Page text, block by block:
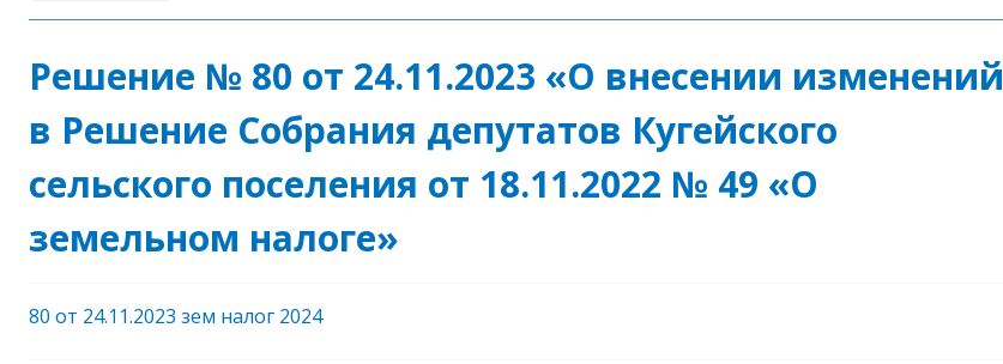
Решение № 80 от 24.11.2023 «О внесении изменений
в Решение Собрания депутатов Кугейского
сельского поселения от 18.11.2022 № 49 «О
земельном налоге»
80 от 24.11.2023 зем налог 2024